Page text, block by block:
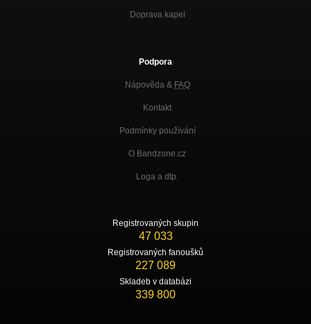
Doprava kapel
Podpora
Nápověda & FAQ
Kontakt
Podmínky používání
O Bandzone.cz
Loga a dtp.
Registrovaných skupin
47 033
Registrovaných fanoušků
227 089
Skladeb v databázi
339 800